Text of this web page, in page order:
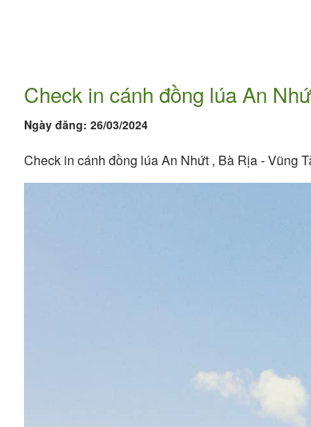
Check in cánh đồng lúa An
Ngày đăng: 26/03/2024
Check in cánh đồng lúa An Nhứt , Bà Rịa - Vũng